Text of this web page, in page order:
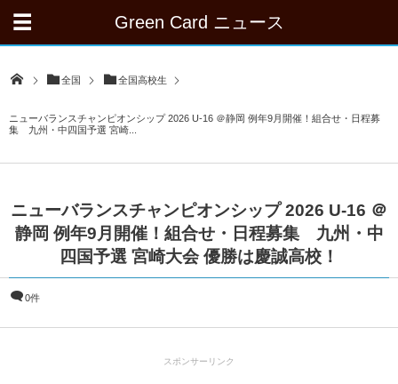
Green Card ニュース
全国 全国高校生
ニューバランスチャンピオンシップ 2026 U-16 ＠静岡 例年9月開催！組合せ・日程募
集 九州・中四国予選 宮崎...
ニューバランスチャンピオンシップ 2026 U-16 ＠
静岡 例年9月開催！組合せ・日程募集 九州・中
四国予選 宮崎大会 優勝は慶誠高校！
0件
スポンサーリンク